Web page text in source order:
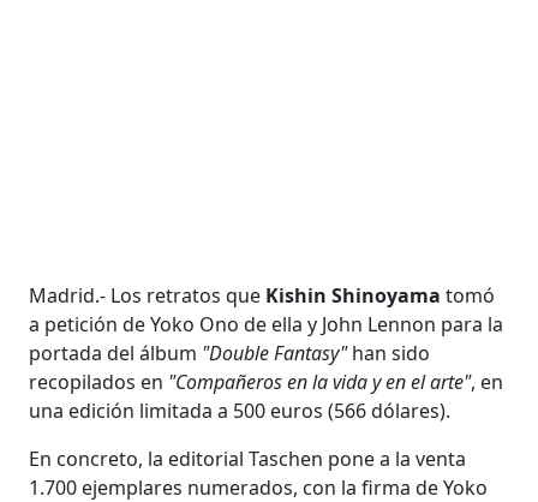
Madrid.- Los retratos que Kishin Shinoyama tomó
a petición de Yoko Ono de ella y John Lennon para la
portada del álbum "Double Fantasy"han sido
recopilados en "Compañeros en la vida y en el arte", en
una edición limitada a 500 euros (566 dólares).
En concreto, la editorial Taschen pone a la venta
1.700 ejemplares numerados, con la firma de Yoko